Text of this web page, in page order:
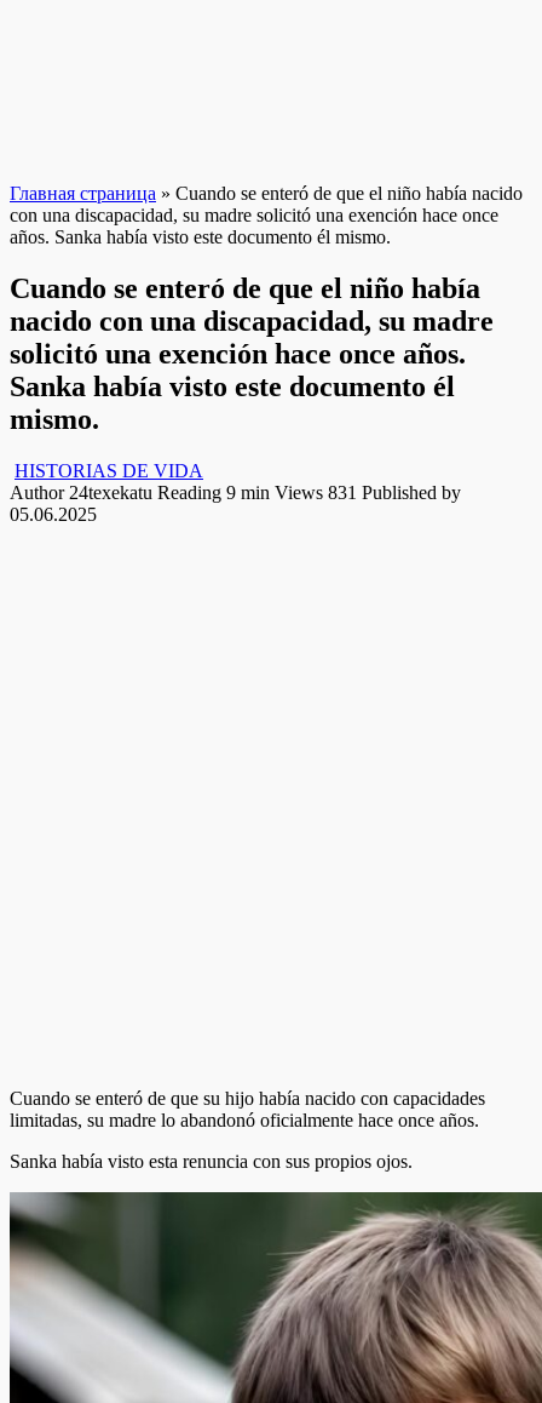
Главная страница » Cuando se enteró de que el niño había nacido
con una discapacidad, su madre solicitó una exención hace once
años. Sanka había visto este documento él mismo.
Cuando se enteró de que el niño había
nacido con una discapacidad, su madre
solicitó una exención hace once años.
Sanka había visto este documento él
mismo.
HISTORIAS DE VIDA
Author 24texekatu Reading 9 min Views 831 Published by
05.06.2025
Cuando se enteró de que su hijo había nacido con capacidades
limitadas, su madre lo abandonó oficialmente hace once años.
Sanka había visto esta renuncia con sus propios ojos.